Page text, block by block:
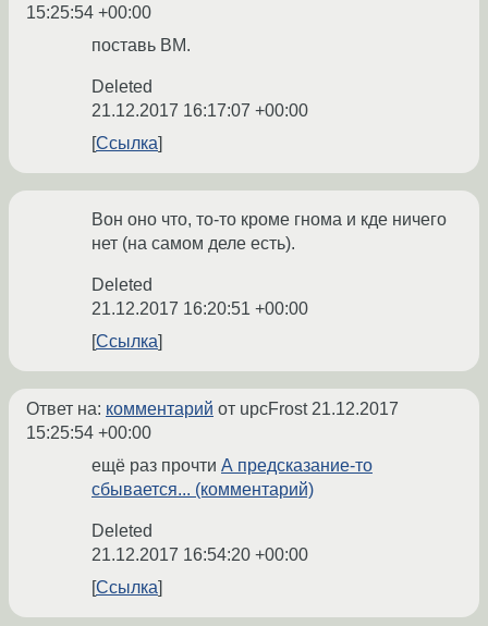
15:25:54 +00:00
поставь ВМ.
Deleted
21.12.2017 16:17:07 +00:00
Ссылка
Вон оно что, то-то кроме гнома и кде ничего
нет (на самом деле есть).
Deleted
21.12.2017 16:20:51 +00:00
Ссылка
Ответ на: комментарий от upcFrost21.12.2017
15:25:54 +00:00
ещё раз прочти А предсказание-то
сбывается... (комментарий)
Deleted
21.12.2017 16:54:20 +00:00
Ссылка